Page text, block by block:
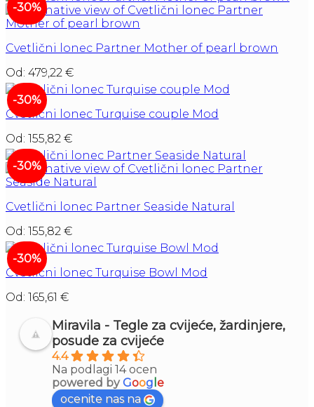
-30%
Cvetlični lonec Partner Mother of pearl brown
Od: 479,22 €
-30%
Cvetlični lonec Turquise couple Mod
Od: 155,82 €
-30%
Cvetlični lonec Partner Seaside Natural
Od: 155,82 €
-30%
Cvetlični lonec Turquise Bowl Mod
Od: 165,61 €
Miravila - Tegle za cvijeće, žardinjere,
posude za cvijeće
4.4
Na podlagi 14 ocen
powered byGoog e
ocenite nas na